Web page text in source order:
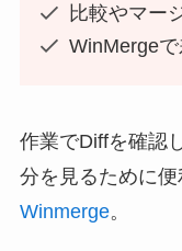
比較やマー
WinMergeで
作業でDiffを確認
分を見るために
Winmerge。